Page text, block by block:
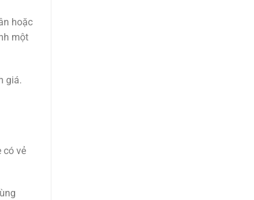
hoặc
một
giá.
có vẻ